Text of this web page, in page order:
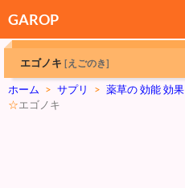
GAROP
エゴノキ [えごのき]
ホーム > サプリ > 薬草の 効能 効果
☆エゴノキ